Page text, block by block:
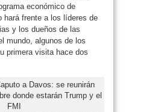
económico de
hará frente a los líderes de
y los dueños de las
mundo, algunos de los
primera visita hace dos